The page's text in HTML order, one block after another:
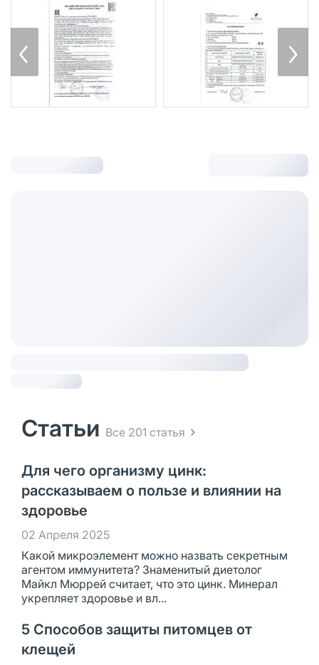
Статьи Все 201 статья
Для чего организму цинк:
рассказываем о пользе и влиянии на
здоровье
02 Апреля 2025
Какой микроэлемент можно назвать секретным
агентом иммунитета? Знаменитый диетолог
Майкл Мюррей считает, что это цинк. Минерал
укрепляет здоровье и вл...
5 Способов защиты питомцев от
клещей